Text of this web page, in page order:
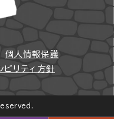
個人情報保護
ビリティ方針